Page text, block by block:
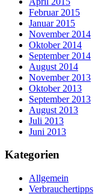
Februar 2015
Januar 2015
November 2014
Oktober 2014
September 2014
August 2014
November 2013
Oktober 2013
September 2013
August 2013
Juli 2013
Juni 2013
Kategorien
Allgemein
Verbrauchertipps